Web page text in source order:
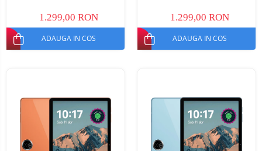
Telefoane mobile Realme
Telefoane mobile ZTE Nubia
1.299,00 RON
ADAUGA IN COS
1.299,00 RON
ADAUGA IN COS